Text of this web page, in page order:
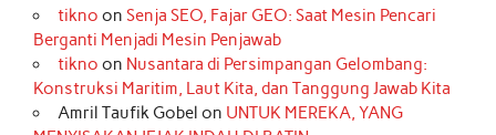
tikno on Senja SEO, Fajar GEO: Saat Mesin Pencari
Berganti Menjadi Mesin Penjawab
tikno on Nusantara di Persimpangan Gelombang:
Konstruksi Maritim, Laut Kita, dan Tanggung Jawab Kita
Amril Taufik Gobel on UNTUK MEREKA, YANG